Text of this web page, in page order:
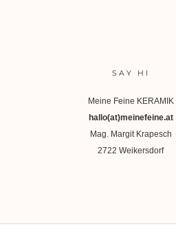
SAY HI
Meine Feine KERAMIK
hallo(at)meinefeine.at
Mag. Margit Krapesch
2722 Weikersdorf